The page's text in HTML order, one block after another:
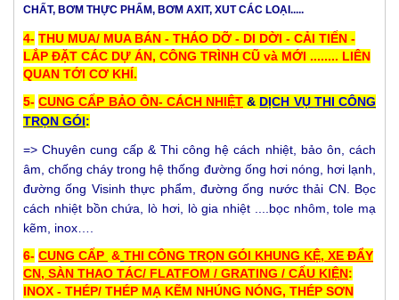
CHẤT, BƠM THỰC PHẨM, BƠM AXIT, XUT CÁC LOẠI.....
4- THU MUA/ MUA BÁN - THÁO DỠ - DI DỜI - CẢI TIẾN -
LẮP ĐẶT CÁC DỰ ÁN, CÔNG TRÌNH CŨ và MỚI ........ LIÊN
QUAN TỚI CƠ KHÍ.
5- CUNG CẤP BẢO ÔN- CÁCH NHIỆT & DỊCH VỤ THI CÔNG
TRỌN GÓI:
=> Chuyên cung cấp & Thi công hệ cách nhiệt, bảo ôn, cách
âm, chống cháy trong hệ thống đường ống hơi nóng, hơi lạnh,
đường ống Visinh thực phẩm, đường ống nước thải CN. Bọc
cách nhiệt bồn chứa, lò hơi, lò gia nhiệt .... bọc nhôm, tole mạ
kẽm, inox….
6- CUNG CẤP & THI CÔNG TRỌN GÓI KHUNG KỆ, XE ĐẨY
CN, SÀN THAO TÁC/ FLATFOM / GRATING / CẤU KIỆN:
INOX - THÉP/ THÉP MẠ KẼM NHÚNG NÓNG, THÉP SƠN